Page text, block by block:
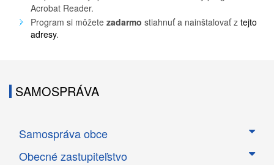
Acrobat Reader.
Program si môžete zadarmo stiahnuť a nainštalovať z tejto
adresy.
SAMOSPRÁVA
Samospráva obce
Obecné zastupiteľstvo